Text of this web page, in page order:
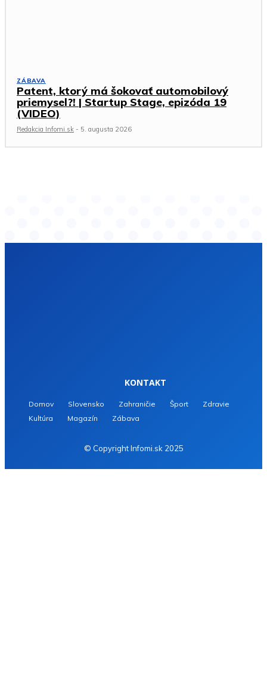
ZÁBAVA
Patent, ktorý má šokovať automobilový
priemysel?! | Startup Stage, epizóda 19
(VIDEO)
Redakcia Infomi.sk - 5. augusta 2026
KONTAKT
Domov Slovensko Zahraničie Šport
Zdravie
Kultúra
Magazín Zábava
© Copyright Infomi.sk 2025